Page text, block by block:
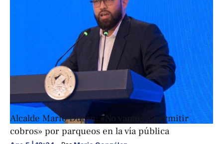
NACIONALES
Alcalde Mario Durán: «No vamos a permitir
cobros» por parqueos en la vía pública